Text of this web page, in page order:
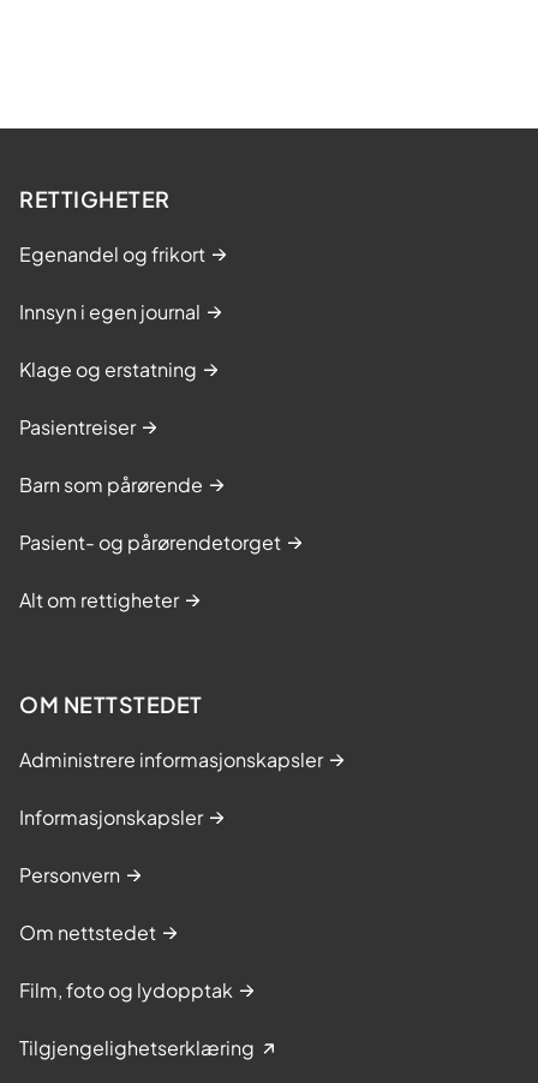
RETTIGHETER
Egenandel og frikort
Innsyn i egen journal
Klage og erstatning
Pasientreiser
Barn som pårørende
Pasient- og pårørendetorget
Alt om rettigheter
OM NETTSTEDET
Administrere informasjonskapsler
Informasjonskapsler
Personvern
Om nettstedet
Film, foto og lydopptak
Tilgjengelighetserklæring